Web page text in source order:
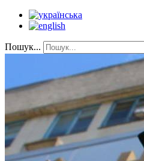
Пошук...